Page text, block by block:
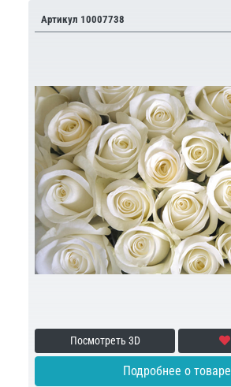
Артикул 10007738
Посмотреть 3D
Подробнее о товаре